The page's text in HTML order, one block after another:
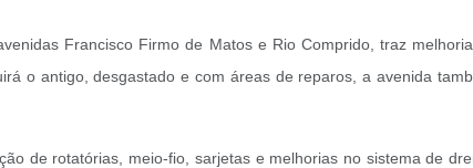
Francisco Firmo de Matos e Rio Comprido, traz
o antigo, desgastado e com áreas de reparos, a avenida
de rotatórias, meio-fio, sarjetas e melhorias no sistema de